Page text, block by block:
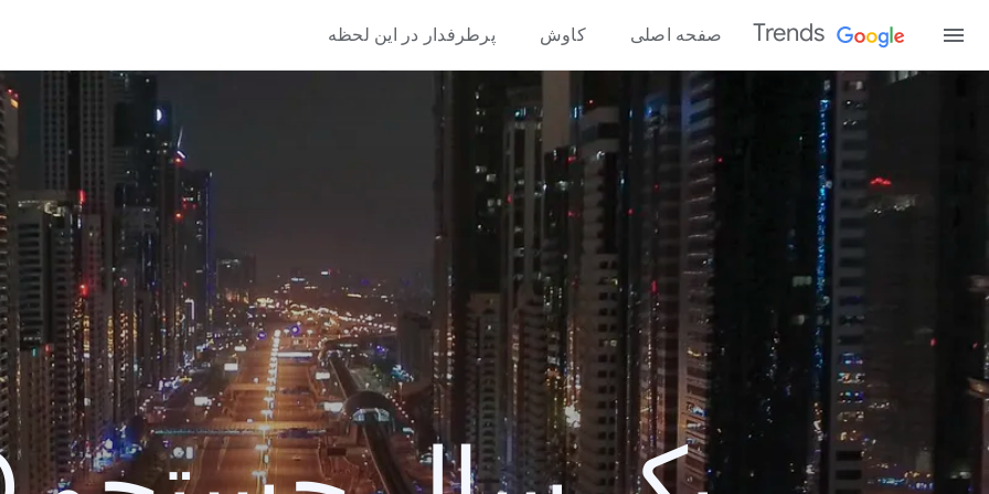
Trends صفحه اصلی کاوش پرطرفدار در این لحظه